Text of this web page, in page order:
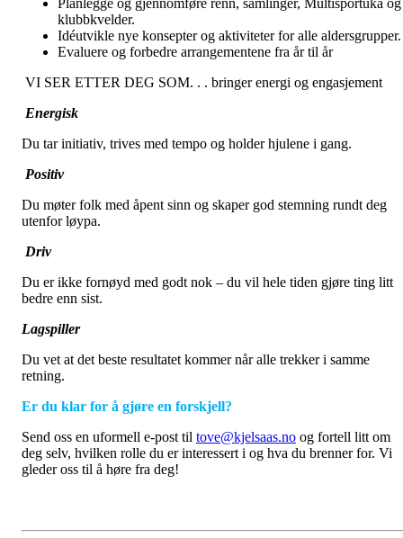
Planlegge og gjennomføre renn, samlinger, Multisportuka og
klubbkvelder.
Idéutvikle nye konsepter og aktiviteter for alle
Evaluere og forbedre arrangementene fra år til år
VI SER ETTER DEG SOM. . . bringer energi og engasjement
Energisk
Du tar initiativ, trives med tempo og holder hjulene i gang.
Positiv
Du møter folk med åpent sinn og skaper god stemning rundt deg
utenfor løypa.
Driv
Du er ikke fornøyd med godt nok – du vil hele tiden gjøre ting litt
bedre enn sist.
Lagspiller
Du vet at det beste resultatet kommer når alle trekker i samme
retning.
Er du klar for å gjøre en forskjell?
Send oss en uformell e-post til tove@kjelsaas.no og fortell litt om
deg selv, hvilken rolle du er interessert i og hva du brenner for. Vi
gleder oss til å høre fra deg!